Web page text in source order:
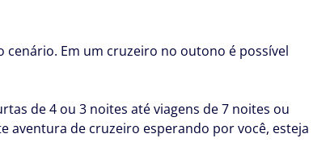
Em um cruzeiro no outono é possível
de 4 ou 3 noites até viagens de 7 noites ou
aventura de cruzeiro esperando por você, esteja